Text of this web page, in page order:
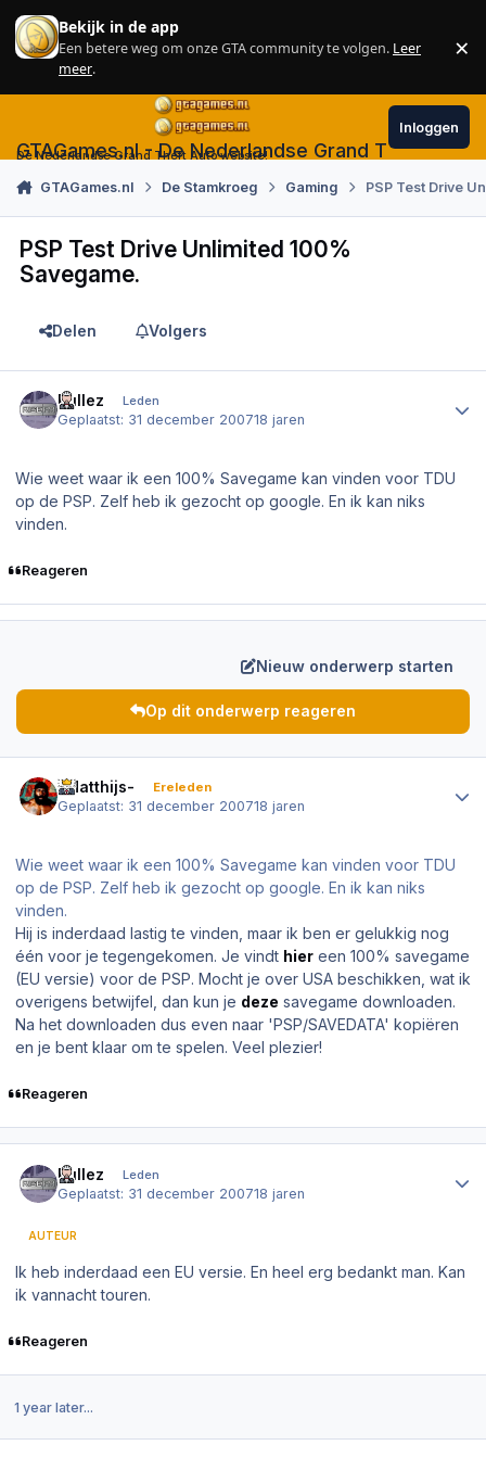
Skip to content
Bekijk in de app
Een betere weg om onze GTA community te volgen. Leer
meer.
×
GTAGames.nl - De Nederlandse Grand Theft Auto
De Nederlandse Grand Theft Auto website!
Inloggen
GTAGames.nl De Stamkroeg Gaming PSP Test Drive
PSP Test Drive Unlimited 100%
Savegame.
Delen Volgers
Rullez Leden
Geplaatst: 31 december 200718 jaren
Wie weet waar ik een 100% Savegame kan vinden voor TDU
op de PSP. Zelf heb ik gezocht op google. En ik kan niks
vinden.
Reageren
Nieuw onderwerp starten
Op dit onderwerp reageren
-Matthijs- Ereleden
Geplaatst: 31 december 200718 jaren
Wie weet waar ik een 100% Savegame kan vinden voor TDU
op de PSP. Zelf heb ik gezocht op google. En ik kan niks
vinden.
Hij is inderdaad lastig te vinden, maar ik ben er gelukkig nog
één voor je tegengekomen. Je vindt hier een 100% savegame
(EU versie) voor de PSP. Mocht je over USA beschikken, wat ik
overigens betwijfel, dan kun je deze savegame downloaden.
Na het downloaden dus even naar 'PSP/SAVEDATA' kopiëren
en je bent klaar om te spelen. Veel plezier!
Reageren
Rullez Leden
Geplaatst: 31 december 200718 jaren
AUTEUR
Ik heb inderdaad een EU versie. En heel erg bedankt man. Kan
ik vannacht touren.
Reageren
1 year later...